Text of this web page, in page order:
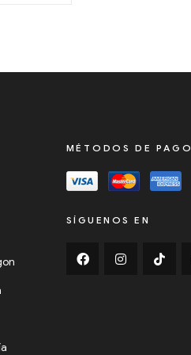
MÉTODOS DE PAGO
SÍGUENOS EN